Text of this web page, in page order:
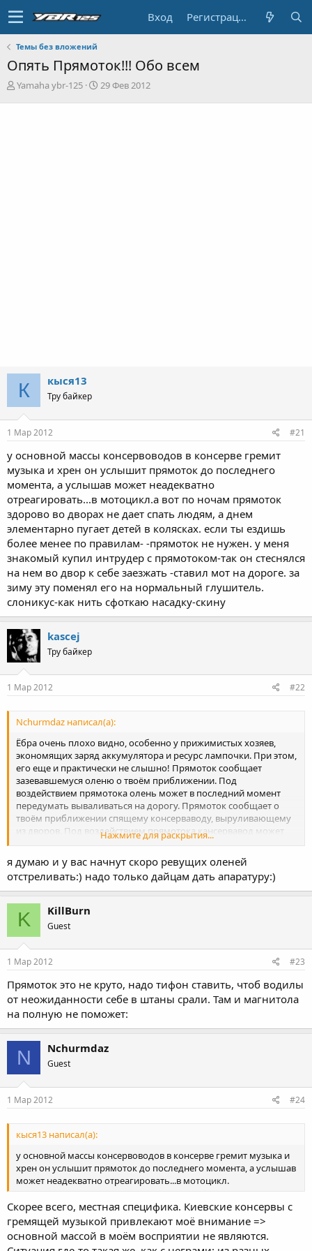
Вход Регистрация
Темы без вложений
Опять Прямоток!!! Обо всем
А
Yamaha ybr-125
Д
29 Фев 2012
К кыся13
Тру байкер
1 Мар 2012 #21
у основной массы консервоводов в консерве гремит
музыка и хрен он услышит прямоток до последнего
момента, а услышав может неадекватно
отреагировать...в мотоцикл.а вот по ночам прямоток
здорово во дворах не дает спать людям, а днем
элементарно пугает детей в колясках. если ты ездишь
более менее по правилам- -прямоток не нужен. у меня
знакомый купил интрудер с прямотоком-так он стеснялся
на нем во двор к себе заезжать -ставил мот на дороге. за
зиму эту поменял его на нормальный глушитель.
слоникус-как нить сфоткаю насадку-скину
kascej
Тру байкер
1 Мар 2012 #22
Nchurmdaz написал(а):
Ёбра очень плохо видно, особенно у прижимистых хозяев,
экономящих заряд аккумулятора и ресурс лампочки. При этом,
его еще и практически не слышно! Прямоток сообщает
зазевавшемуся оленю о твоём приближении. Под
воздействием прямотока олень может в последний момент
передумать вываливаться на дорогу. Прямоток сообщает о
твоём приближении спящему консерваводу, выруливающему
из дворов. Под воздействием прямотока кансервавод может
чуть медленнее вывалиться из своего двора. С прямотоком в
звуке появляются басы, и на скоростях за 80 можно нормально
слушать мотор, а не только завывания ветра. Чисто
эстетическое удовольствие, способное для некоторых пилотов
улучшить субъективное ощущение мотоцикла. При разумном
использовании осьмушка своим прямотоком округу не
разбудит.
Нажмите для раскрытия...
я думаю и у вас начнут скоро ревущих оленей
отстреливать:) надо только дайцам дать апаратуру:)
K KillBurn
Guest
1 Мар 2012 #23
Прямоток это не круто, надо тифон ставить, чтоб водилы
от неожиданности себе в штаны срали. Там и магнитола
на полную не поможет:
N Nchurmdaz
Guest
1 Мар 2012 #24
кыся13 написал(а):
у основной массы консервоводов в консерве гремит музыка и
хрен он услышит прямоток до последнего момента, а услышав
может неадекватно отреагировать...в мотоцикл.
Скорее всего, местная специфика. Киевские консервы с
гремящей музыкой привлекают моё внимание =>
основной массой в моём восприятии не являются.